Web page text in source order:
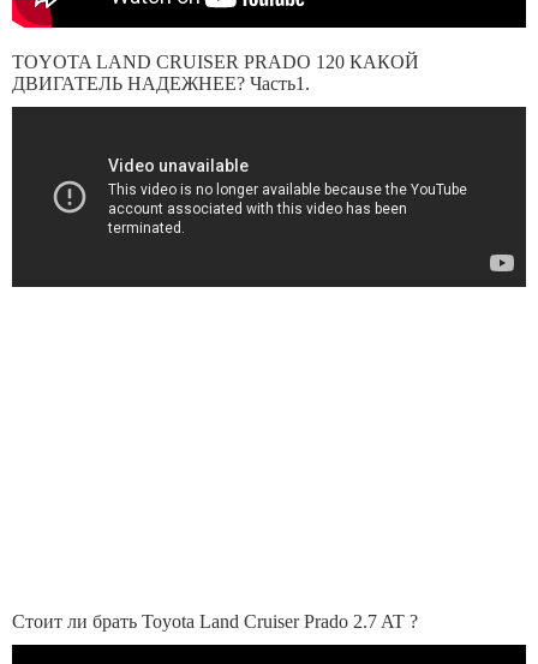
TOYOTA LAND CRUISER PRADO 120 КАКОЙ
ДВИГАТЕЛЬ НАДЕЖНЕЕ? Часть1.
Стоит ли брать Toyota Land Cruiser Prado 2.7 AT ?